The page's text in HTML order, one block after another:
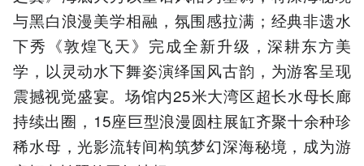
与黑白浪漫美学相融，氛围感拉满；经典非遗水
下秀《敦煌飞天》完成全新升级，深耕东方美
学，以灵动水下舞姿演绎国风古韵，为游客呈现
震撼视觉盛宴。场馆内25米大湾区超长水母长廊
持续出圈，15座巨型浪漫圆柱展缸齐聚十余种珍
稀水母，光影流转间构筑梦幻深海秘境，成为游